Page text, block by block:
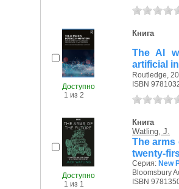
Доступно
1 из 2
Книга
The AI
artificial
Routledge,
ISBN
Доступно
1 из 1
Книга
Watling, J.
The
twenty-
Серия: New
Bloomsbury
ISBN